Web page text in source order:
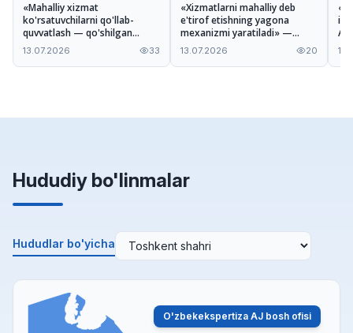
«Mahalliy xizmat
ko'rsatuvchilarni qo'llab-
quvvatlash — qo'shilgan
qiymatni oshirishga xizmat
qiladi» — Ilhomjon Pardayev
13.07.2026 33
«Xizmatlarni mahalliy deb
e'tirof etishning yagona
mexanizmi yaratiladi» —
Odiljon Tohirov Nizom
loyihasi haqida
13.07.2026 20
Hududiy bo'linmalar
Hududlar bo'yicha
O'zbekekspertiza AJ bosh ofisi